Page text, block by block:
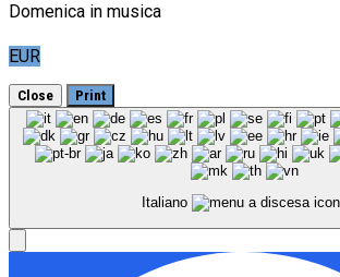
Domenica in musica
EUR
Close Print
Italiano